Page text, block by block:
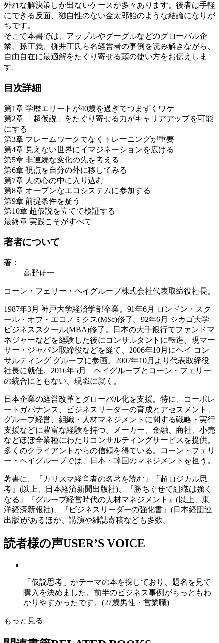
外れな解決策しか出ないケースが多々あります。後者は手軽
にできる反面、独自性のない金太郎飴のような結論になりが
ちです。
そこで本書では、アップルやグーグルなどのグローバル企
業、孫正義、柳井正氏ら名経営者の事例を読み解きながら、
自由自在に最適解をたぐり寄せる頭の使い方をお伝えしま
す。
目次詳細
第1章 学歴エリートが40歳を過ぎてつまずくワケ
第2章 「超仮説」をたぐり寄せる力がキャリアアップを可能
にする
第3章 フレームワークでなくトレーニングが重要
第4章 見えない世界にイマジネーションを広げる
第5章 非連続な変化の先を考える
第6章 視点を自分の外に移してみる
第7章 人の心の中に入り込む
第8章 オープンなエコシステムに参加する
第9章 前提条件を疑う
第10章 超仮説を立てて検証する
最終章 実践こそがすべて
著者について
著：
高野研一
コーン・フェリー・ヘイグループ株式会社代表取締役社長。
1987年3月 神戸大学経済学部卒業。91年6月 ロンドン・スク
ール・オブ・エコノミクス(MSc)修了。92年6月 シカゴ大学
ビジネススクール(MBA)修了。日本の大手銀行でファンドマ
ネジャーなどを経験した後にコンサルタントに転進。現マー
サー・ジャパン取締役などを経て、2006年10月にヘイ コン
サルティング グループに参画。2007年10月より代表取締役
社長に就任。2016年5月、ヘイグループとコーン・フェリー
の統合にともない、現職に就く。
日本企業の経営改革とグローバル化を支援。特に、コーポレ
ートガバナンス、ビジネスリーダーの育成とアセスメント、
グループ経営、組織・人材マネジメントに関する戦略・実行
支援などに豊富な経験を持つ。メーカー、金融、商社、小売
などほぼ全業種にわたりコンサルティングサービスを提供。
多くのクライアントからの信頼を得ている。コーン・フェリ
ー・ヘイグループでは、日本・韓国のマネジメントを担う。
著書に、『カリスマ経営者の名著を読む』『超ロジカル思
考』(以上、日本経済新聞出版社)、『勝ちぐせで組織は強く
なる』『グループ経営時代の人材マネジメント』(以上、東
洋経済新報社)、『ビジネスリーダーの強化書』(日本経団連
出版)があるほか、講演や雑誌寄稿なども多数。
読者様の声USER’S VOICE
「仮説思考」がテーマの本を探しており、題名を見て
購入を決めました。前半のビジネス事例がもっともわ
かりやすかったです。(27歳男性・営業職)
もっと見る